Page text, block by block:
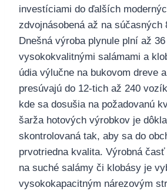
investíciami do ďalších
zdvojnásobená až na súčasných
Dnešná výroba plynule plní až
vysokokvalitnými salámami a
údia výlučne na bukovom dreve
presúvajú do 12-tich až 240
kde sa dosušia na požadovanú
šarža hotových výrobkov je
skontrolovaná tak, aby sa do
prvotriedna kvalita. Výrobná
na suché salámy či klobásy je
vysokokapacitným nárezovým